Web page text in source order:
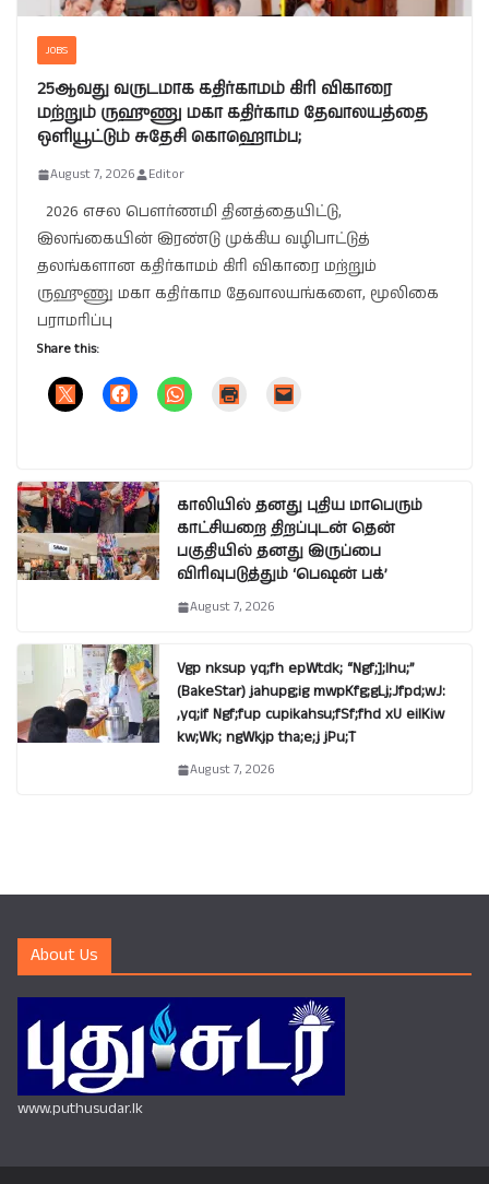
JOBS
25ஆவது வருடமாக கதிர்காமம் கிரி விகாரை
மற்றும் ருஹுணு மகா கதிர்காம தேவாலயத்தை
ஒளியூட்டும் சுதேசி கொஹொம்ப;
August 7, 2026 Editor
2026 எசல பௌர்ணமி தினத்தையிட்டு,
இலங்கையின் இரண்டு முக்கிய வழிபாட்டுத்
தலங்களான கதிர்காமம் கிரி விகாரை மற்றும்
ருஹுணு மகா கதிர்காம தேவாலயங்களை, மூலிகை
பராமரிப்பு
Share this:
காலியில் தனது புதிய மாபெரும்
காட்சியறை திறப்புடன் தென்
பகுதியில் தனது இருப்பை
விரிவுபடுத்தும் ‘பெஷன் பக்’
August 7, 2026
Vgp nksup yq;fh epWtdk; “Ngf;];lhu;”
(BakeStar) jahupg;ig mwpKfg;gLj;Jfpd;wJ:
,yq;if Ngf;fup cupikahsu;fSf;fhd xU eilKiw
kw;Wk; ngWkjp tha;e;j jPu;T
August 7, 2026
About Us
www.puthusudar.lk